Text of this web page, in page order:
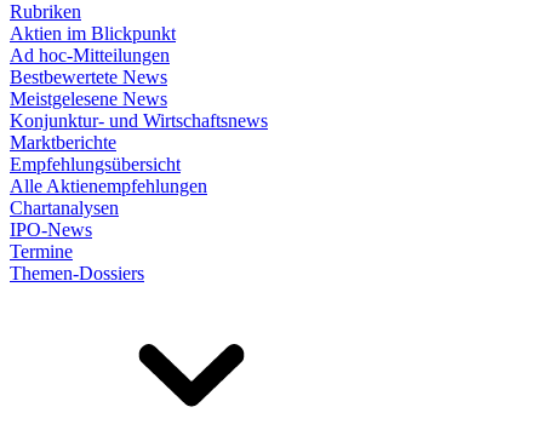
Rubriken
Aktien im Blickpunkt
Ad hoc-Mitteilungen
Bestbewertete News
Meistgelesene News
Konjunktur- und Wirtschaftsnews
Marktberichte
Empfehlungsübersicht
Alle Aktienempfehlungen
Chartanalysen
IPO-News
Termine
Themen-Dossiers